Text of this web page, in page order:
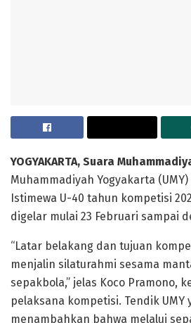
YOGYAKARTA, Suara
Muhammadiyah Yogyakarta
Istimewa U-40 tahun kompetisi
digelar mulai 23 Februari sampai
“Latar belakang dan tujuan
menjalin silaturahmi sesama
sepakbola,” jelas Koco Pramono,
pelaksana kompetisi. Tendik
menambahkan bahwa melalui